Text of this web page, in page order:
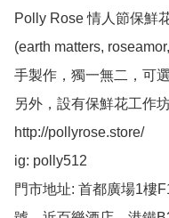
Polly Rose 情人節保鮮
(earth matters,
手製作，獨一無二，可
另外，設有保鮮花工作
http://pollyrose.store/
ig: polly512
門市地址: 首都廣場1樓